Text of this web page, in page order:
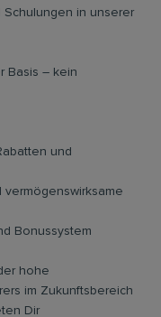
Schulungen in unserer
Basis – kein
und
vermögenswirksame
Bonussystem
hohe
im Zukunftsbereich
Dir